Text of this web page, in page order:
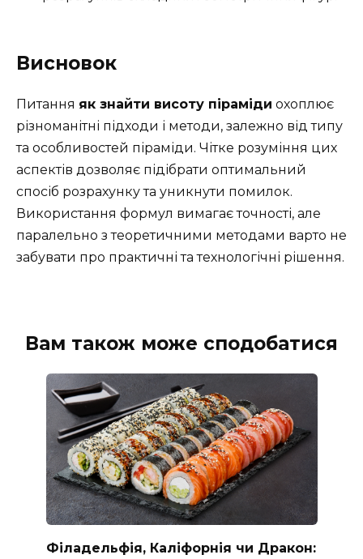
Висновок
Питання як знайти висоту піраміди охоплює
різноманітні підходи і методи, залежно від типу
та особливостей піраміди. Чітке розуміння цих
аспектів дозволяє підібрати оптимальний
спосіб розрахунку та уникнути помилок.
Використання формул вимагає точності, але
паралельно з теоретичними методами варто не
забувати про практичні та технологічні рішення.
Вам також може сподобатися
Філадельфія, Каліфорнія чи Дракон: